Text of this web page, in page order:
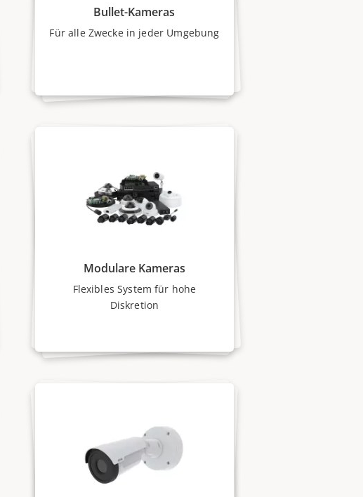
Bullet-Kameras
Für alle Zwecke in jeder Umgebung
Modulare Kameras
Flexibles System für hohe
Diskretion